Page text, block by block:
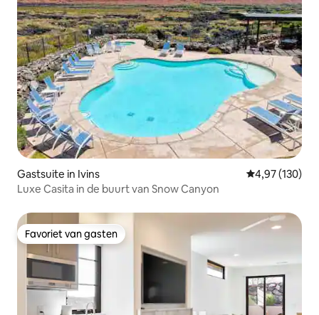
Gastsuite in Ivins Gemiddelde
4,97 (130)
Luxe Casita in de buurt van Snow Canyon
Favoriet van gasten
Favoriet van gasten